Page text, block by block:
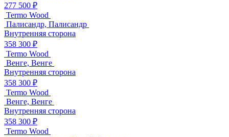
277 500 ₽
Termo Wood
Палисандр, Палисандр
Внутренняя сторона
358 300 ₽
Termo Wood
Венге, Венге
Внутренняя сторона
358 300 ₽
Termo Wood
Венге, Венге
Внутренняя сторона
358 300 ₽
Termo Wood